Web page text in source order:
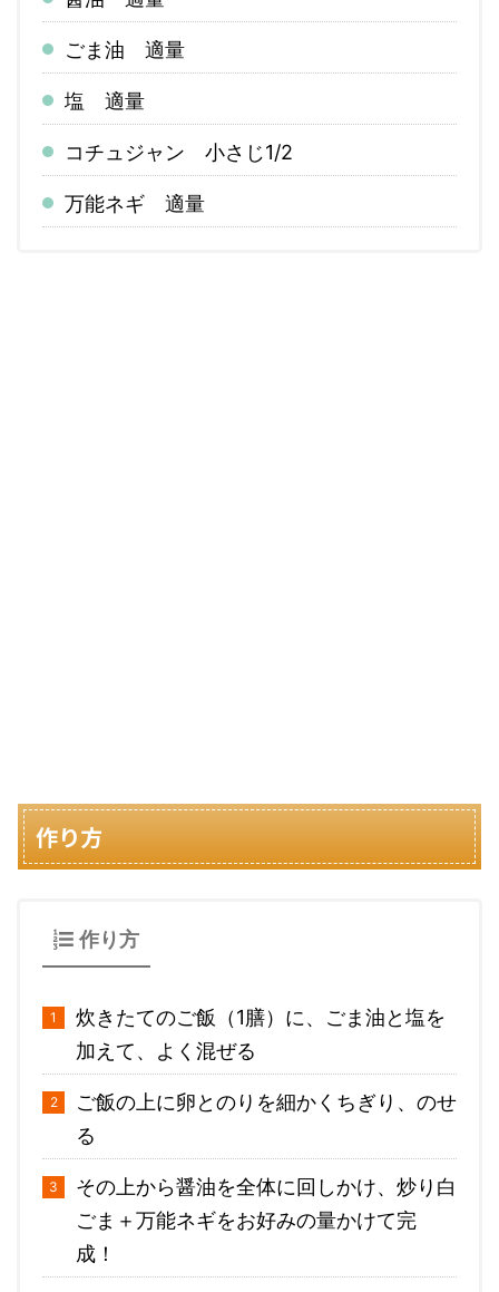
ごま油 適量
塩 適量
コチュジャン 小さじ1/2
万能ネギ 適量
作り方
作り方
炊きたてのご飯（1膳）に、ごま油と塩を
加えて、よく混ぜる
ご飯の上に卵とのりを細かくちぎり、のせ
る
その上から醤油を全体に回しかけ、炒り白
ごま＋万能ネギをお好みの量かけて完
成！